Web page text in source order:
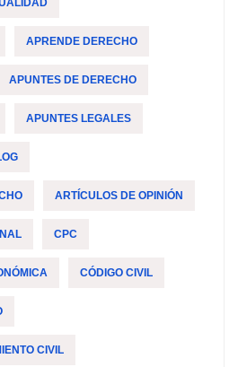
APRENDE DERECHO
APUNTES DE DERECHO
APUNTES LEGALES
ARTÍCULOS DE OPINIÓN
CPC
CÓDIGO CIVIL
CIVIL